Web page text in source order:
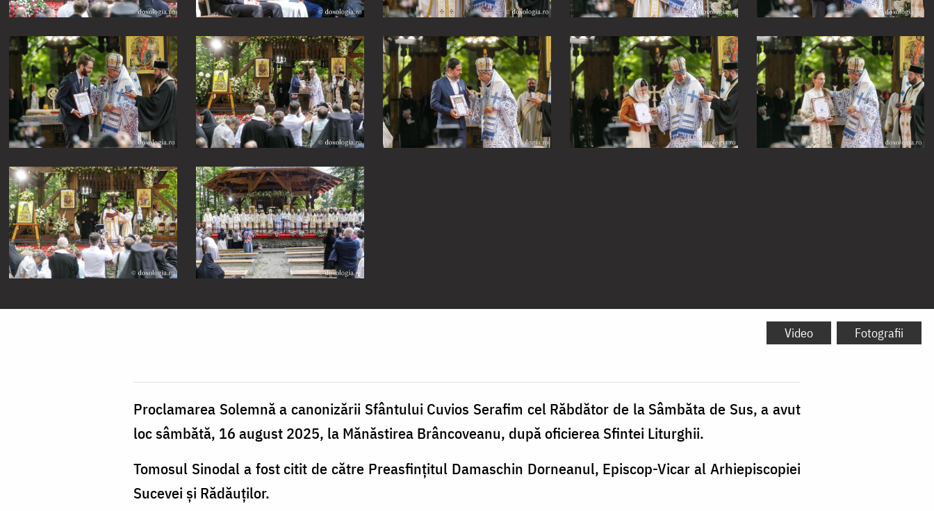
Video Fotografii
Proclamarea Solemnă a canonizării Sfântului Cuvios Serafim cel Răbdător de la Sâmbăta de Sus, a avut
loc sâmbătă, 16 august 2025, la Mănăstirea Brâncoveanu, după oficierea Sfintei Liturghii.
Tomosul Sinodal a fost citit de către Preasfințitul Damaschin Dorneanul, Episcop-Vicar al Arhiepiscopiei
Sucevei și Rădăuților.